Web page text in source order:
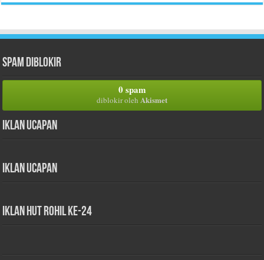
Spam Diblokir
0 spam
diblokir oleh Akismet
Iklan Ucapan
Iklan Ucapan
iklan HUT Rohil Ke-24